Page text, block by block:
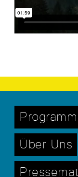
Programm
Über Uns